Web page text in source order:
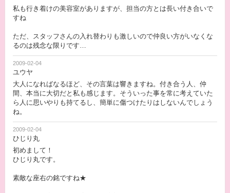
私も行き着けの美容室がありますが、担当の方とは長い付き合いで
すね
ただ、スタッフさんの入れ替わりも激しいので仲良い方がいなくな
るのは残念な限りです…
2009-02-04
ユウヤ
大人になればなるほど、その言葉は響きますね。付き合う人、仲
間、本当に大切だと私も感じます。そういった事を常に考えていた
ら人に思いやりも持てるし、簡単に傷つけたりはしないんでしょう
ね。
2009-02-04
ひじり丸
初めまして！
ひじり丸です。
素敵な座右の銘ですね★